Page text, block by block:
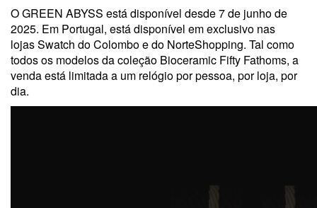
O GREEN ABYSS está disponível desde 7 de junho de
2025. Em Portugal, está disponível em exclusivo nas
lojas Swatch do Colombo e do NorteShopping. Tal como
todos os modelos da coleção Bioceramic Fifty Fathoms, a
venda está limitada a um relógio por pessoa, por loja, por
dia.